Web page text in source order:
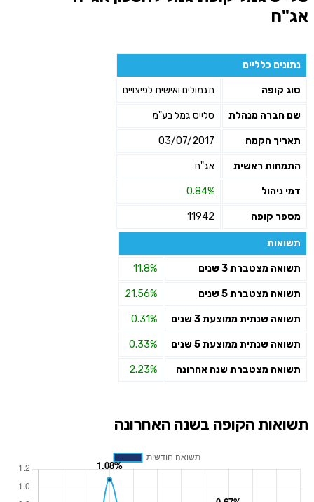
אג"ח
נתונים כלליים
סוג קופה תגמולים ואישית לפיצויים
שם חברה מנהלת סלייס גמל בע"מ
תאריך הקמה 03/07/2017
התמחות ראשית אג"ח
דמי ניהול 0.84%
מספר קופה 11942
תשואות
תשואה מצטברת 3 שנים 11.8%
תשואה מצטברת 5 שנים 21.56%
תשואה שנתית ממוצעת 3 שנים 0.31%
תשואה שנתית ממוצעת 5 שנים 0.33%
תשואה מצטברת שנה אחרונה 2.23%
תשואות הקופה בשנה האחרונה
פנסיוניים\ביטוח באמצעות טלפון, מייל או SMS מאיתנו או צד שלישי
שליחה